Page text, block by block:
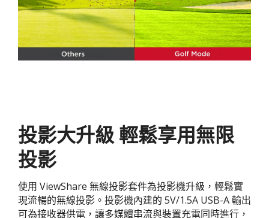
投影大升級 輕鬆享用無限
投影
使用 ViewShare 無線投影套件為投影機升級，輕鬆實
現流暢的無線投影。投影機內建的 5V/1.5A USB-A 輸出
可為接收器供電，讓多媒體串流與裝置充電同時進行，